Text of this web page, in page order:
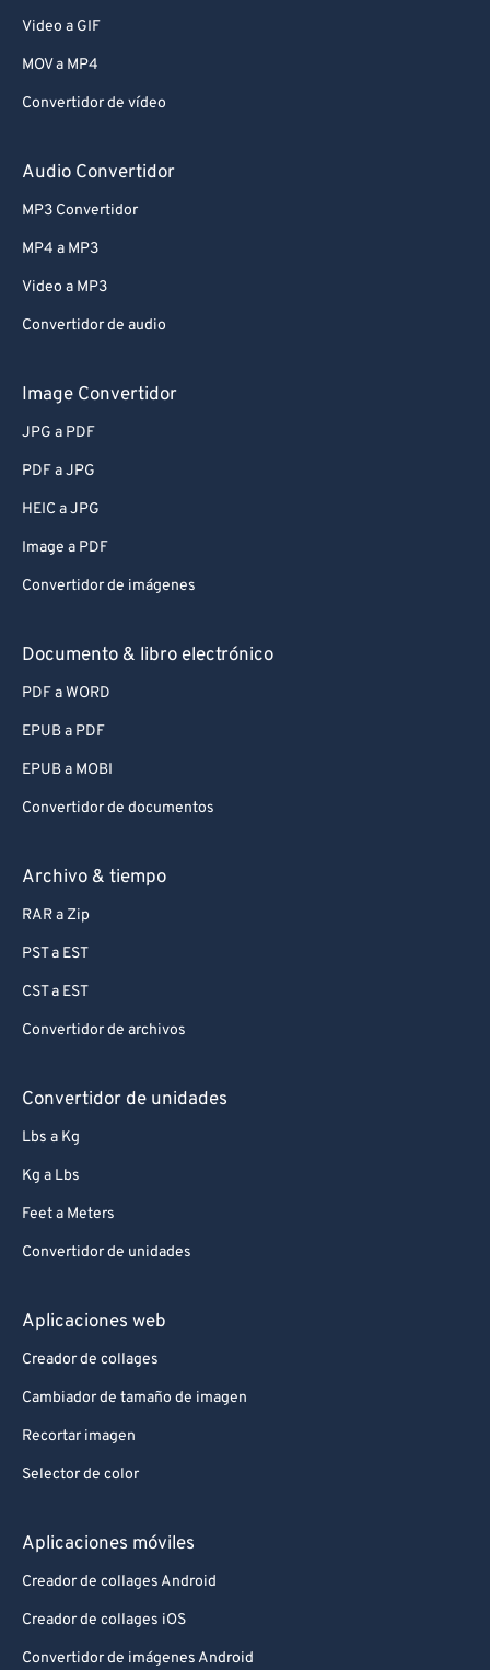
Video a GIF
MOV a MP4
Convertidor de vídeo
Audio Convertidor
MP3 Convertidor
MP4 a MP3
Video a MP3
Convertidor de audio
Image Convertidor
JPG a PDF
PDF a JPG
HEIC a JPG
Image a PDF
Convertidor de imágenes
Documento & libro electrónico
PDF a WORD
EPUB a PDF
EPUB a MOBI
Convertidor de documentos
Archivo & tiempo
RAR a Zip
PST a EST
CST a EST
Convertidor de archivos
Convertidor de unidades
Lbs a Kg
Kg a Lbs
Feet a Meters
Convertidor de unidades
Aplicaciones web
Creador de collages
Cambiador de tamaño de imagen
Recortar imagen
Selector de color
Aplicaciones móviles
Creador de collages Android
Creador de collages iOS
Convertidor de imágenes Android